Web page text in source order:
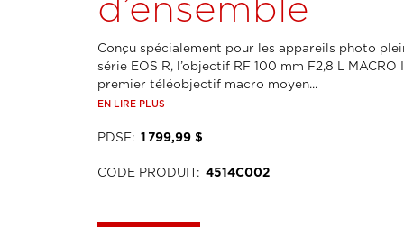
d’ensemble
Conçu spécialement pour les appareils photo
série EOS R, l’objectif RF 100 mm F2,8 L MACRO
premier téléobjectif macro moyen...
EN LIRE PLUS
PDSF: 1 799,99 $
CODE PRODUIT: 4514C002